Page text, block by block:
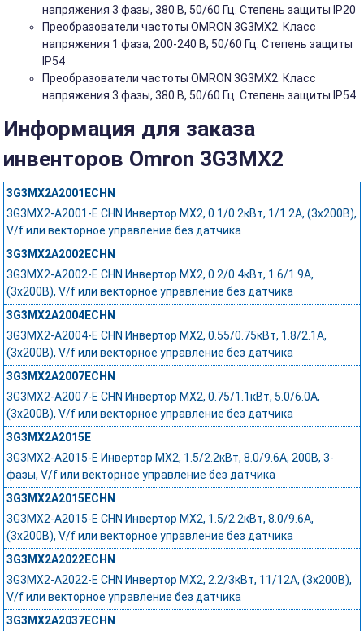
напряжения 3 фазы, 380 В, 50/60 Гц. Степень защиты IP20
Преобразователи частоты OMRON 3G3MX2. Класс
напряжения 1 фаза, 200-240 В, 50/60 Гц. Степень защиты
IP54
Преобразователи частоты OMRON 3G3MX2. Класс
напряжения 3 фазы, 380 В, 50/60 Гц. Степень защиты IP54
Информация для заказа
инвенторов Omron 3G3MX2
3G3MX2A2001ECHN
3G3MX2-A2001-E CHN Инвертор MX2, 0.1/0.2кВт, 1/1.2А, (3x200В),
V/f или векторное управление без датчика
3G3MX2A2002ECHN
3G3MX2-A2002-E CHN Инвертор MX2, 0.2/0.4кВт, 1.6/1.9А,
(3x200В), V/f или векторное управление без датчика
3G3MX2A2004ECHN
3G3MX2-A2004-E CHN Инвертор MX2, 0.55/0.75кВт, 1.8/2.1А,
(3x200В), V/f или векторное управление без датчика
3G3MX2A2007ECHN
3G3MX2-A2007-E CHN Инвертор MX2, 0.75/1.1кВт, 5.0/6.0А,
(3x200В), V/f или векторное управление без датчика
3G3MX2A2015E
3G3MX2-A2015-E Инвертор MX2, 1.5/2.2кВт, 8.0/9.6А, 200В, 3-
фазы, V/f или векторное управление без датчика
3G3MX2A2015ECHN
3G3MX2-A2015-E CHN Инвертор MX2, 1.5/2.2кВт, 8.0/9.6А,
(3x200В), V/f или векторное управление без датчика
3G3MX2A2022ECHN
3G3MX2-A2022-E CHN Инвертор MX2, 2.2/3кВт, 11/12А, (3x200В),
V/f или векторное управление без датчика
3G3MX2A2037ECHN